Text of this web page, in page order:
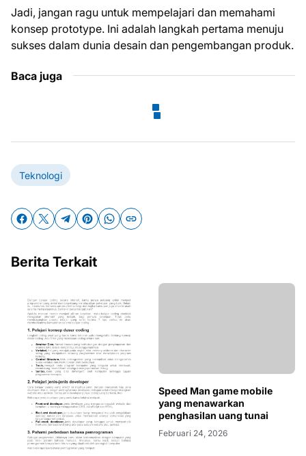
Jadi, jangan ragu untuk mempelajari dan memahami
konsep prototype. Ini adalah langkah pertama menuju
sukses dalam dunia desain dan pengembangan produk.
Baca juga
Teknologi
Berita Terkait
Speed Man game mobile
yang menawarkan
penghasilan uang tunai
Februari 24, 2026